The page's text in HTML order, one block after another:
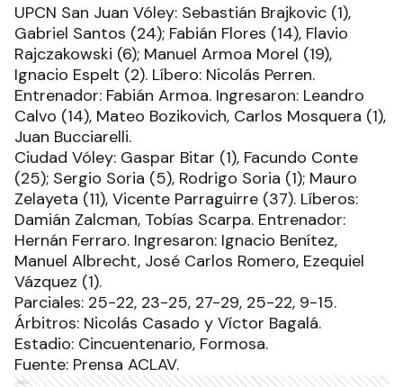
UPCN San Juan Vóley: Sebastián Brajkovic (1),
Gabriel Santos (24); Fabián Flores (14), Flavio
Rajczakowski (6); Manuel Armoa Morel (19),
Ignacio Espelt (2). Líbero: Nicolás Perren.
Entrenador: Fabián Armoa. Ingresaron: Leandro
Calvo (14), Mateo Bozikovich, Carlos Mosquera (1),
Juan Bucciarelli.
Ciudad Vóley: Gaspar Bitar (1), Facundo Conte
(25); Sergio Soria (5), Rodrigo Soria (1); Mauro
Zelayeta (11), Vicente Parraguirre (37). Líberos:
Damián Zalcman, Tobías Scarpa. Entrenador:
Hernán Ferraro. Ingresaron: Ignacio Benítez,
Manuel Albrecht, José Carlos Romero, Ezequiel
Vázquez (1).
Parciales: 25-22, 23-25, 27-29, 25-22, 9-15.
Árbitros: Nicolás Casado y Víctor Bagalá.
Estadio: Cincuentenario, Formosa.
Fuente: Prensa ACLAV.
Ads